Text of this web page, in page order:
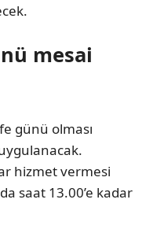
mesai
günü olması
hizmet vermesi
saat 13.00’e kadar